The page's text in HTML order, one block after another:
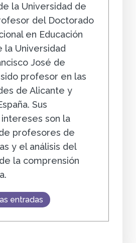
la Universidad de
del Doctorado
en Educación
la Universidad
José de
profesor en las
de Alicante y
Sus
son la
profesores de
y el análisis del
la comprensión
entradas